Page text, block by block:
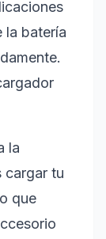
la batería
la
cargar tu
que